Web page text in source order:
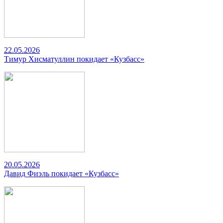
22.05.2026
Тимур Хисматуллин покидает «Кузбасс»
20.05.2026
Давид Фиэль покидает «Кузбасс»